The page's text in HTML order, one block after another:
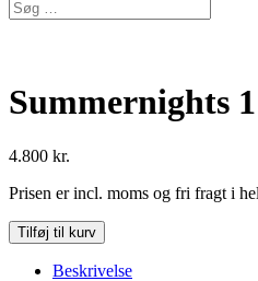
Summernights
4.800 kr.
Prisen er incl. moms og fri fragt i
Summernights
1
Tilføj til kurv
Beskrivelse